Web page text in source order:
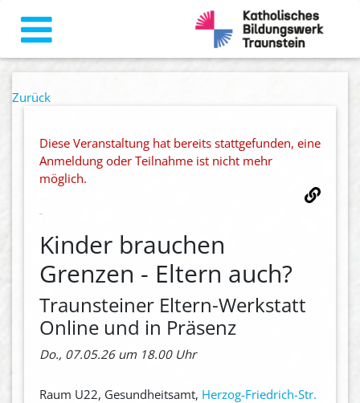
Zurück
Diese Veranstaltung hat bereits stattgefunden, eine
Anmeldung oder Teilnahme ist nicht mehr
möglich.
Kinder brauchen
Grenzen - Eltern auch?
Traunsteiner Eltern-Werkstatt
Online und in Präsenz
Do., 07.05.26 um 18.00 Uhr
Raum U22, Gesundheitsamt, Herzog-Friedrich-Str.